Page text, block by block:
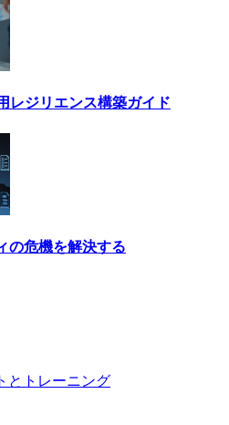
レジリエンス構築ガイド
の危機を解決する
とトレーニング